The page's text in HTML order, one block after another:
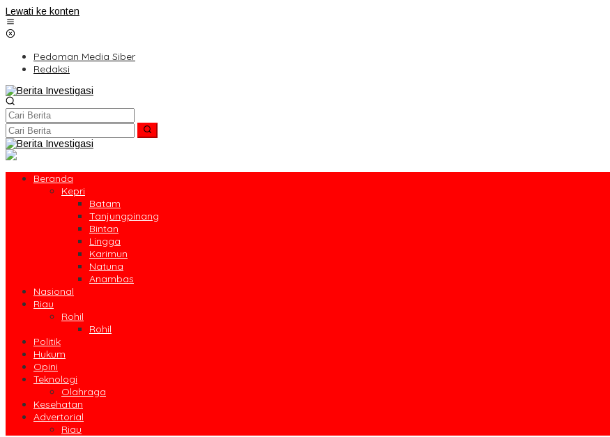
Lewati ke konten
Pedoman Media Siber
Redaksi
Beranda
Kepri
Batam
Tanjungpinang
Bintan
Lingga
Karimun
Natuna
Anambas
Nasional
Riau
Rohil
Rohil
Politik
Hukum
Opini
Teknologi
Olahraga
Kesehatan
Advertorial
Riau